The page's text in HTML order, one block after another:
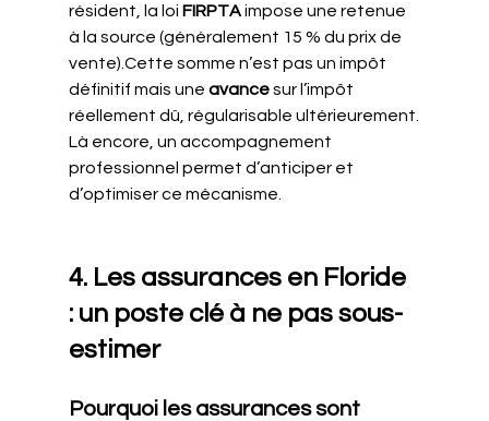
résident, la loi FIRPTA impose une retenue
à la source (généralement 15 % du prix de
vente).Cette somme n’est pas un impôt
définitif mais une avance sur l’impôt
réellement dû, régularisable ultérieurement.
Là encore, un accompagnement
professionnel permet d’anticiper et
d’optimiser ce mécanisme.
4. Les assurances en Floride
: un poste clé à ne pas sous-
estimer
Pourquoi les assurances sont